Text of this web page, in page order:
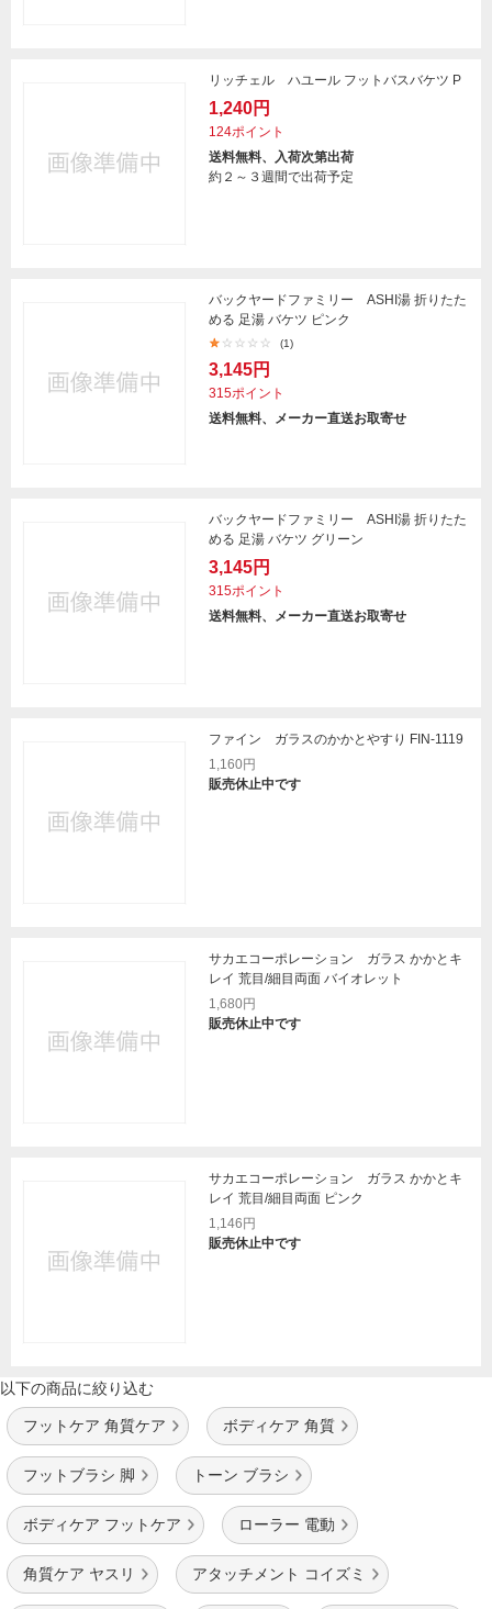
リッチェル ハユール フットバスバケツ P
1,240円
124ポイント
送料無料、入荷次第出荷
約２～３週間で出荷予定
バックヤードファミリー ASHI湯 折りたた
める 足湯 バケツ ピンク
(1)
3,145円
315ポイント
送料無料、メーカー直送お取寄せ
バックヤードファミリー ASHI湯 折りたた
める 足湯 バケツ グリーン
3,145円
315ポイント
送料無料、メーカー直送お取寄せ
ファイン ガラスのかかとやすり FIN-1119
1,160円
販売休止中です
サカエコーポレーション ガラス かかとキ
レイ 荒目/細目両面 バイオレット
1,680円
販売休止中です
サカエコーポレーション ガラス かかとキ
レイ 荒目/細目両面 ピンク
1,146円
販売休止中です
以下の商品に絞り込む
フットケア 角質ケア ボディケア 角質
フットブラシ 脚 トーン ブラシ
ボディケア フットケア ローラー 電動
角質ケア ヤスリ アタッチメント コイズミ